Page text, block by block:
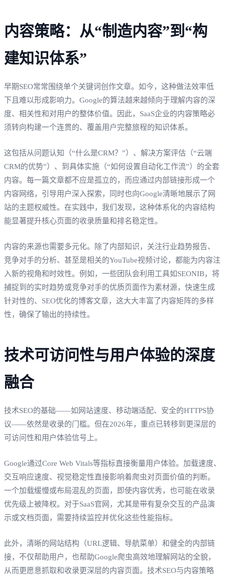
内容策略：从“制造内容”到“构
建知识体系”
早期SEO常常围绕单个关键词创作文章。如今，这种做法效率低
下且难以形成影响力。Google的算法越来越倾向于理解内容的深
度、相关性和对用户的整体价值。因此，SaaS企业的内容策略必
须转向构建一个连贯的、覆盖用户完整旅程的知识体系。
这包括从问题认知（“什么是CRM？”）、解决方案评估（“云端
CRM的优势”）、到具体实施（“如何设置自动化工作流”）的全套
内容。每一篇文章都不应是孤立的，而应通过内部链接形成一个
内容网络，引导用户深入探索，同时也向Google清晰地展示了网
站的主题权威性。在实践中，我们发现，这种体系化的内容结构
能显著提升核心页面的收录质量和排名稳定性。
内容的来源也需要多元化。除了内部知识，关注行业趋势报告、
竞争对手的分析、甚至是相关的YouTube视频讨论，都能为内容注
入新的视角和时效性。例如，一些团队会利用工具如SEONIB，将
捕捉到的实时趋势或竞争对手的优质页面作为素材源，快速生成
针对性的、SEO优化的博客文章，这大大丰富了内容矩阵的多样
性，确保了输出的持续性。
技术可访问性与用户体验的深度
融合
技术SEO的基础——如网站速度、移动端适配、安全的HTTPS协
议——依然是收录的门槛。但在2026年，重点已转移到更深层的
可访问性和用户体验信号上。
Google通过Core Web Vitals等指标直接衡量用户体验。加载速度、
交互响应速度、视觉稳定性直接影响着爬虫对页面价值的判断。
一个加载缓慢或布局混乱的页面，即使内容优秀，也可能在收录
优先级上被降权。对于SaaS官网，尤其是带有复杂交互的产品演
示或文档页面，需要持续监控并优化这些性能指标。
此外，清晰的网站结构（URL逻辑、导航菜单）和健全的内部链
接，不仅帮助用户，也帮助Google爬虫高效地理解网站的全貌，
从而更愿意抓取和收录更深层的内容页面。技术SEO与内容策略